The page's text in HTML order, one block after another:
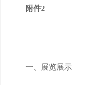
附件2
一、展览展示